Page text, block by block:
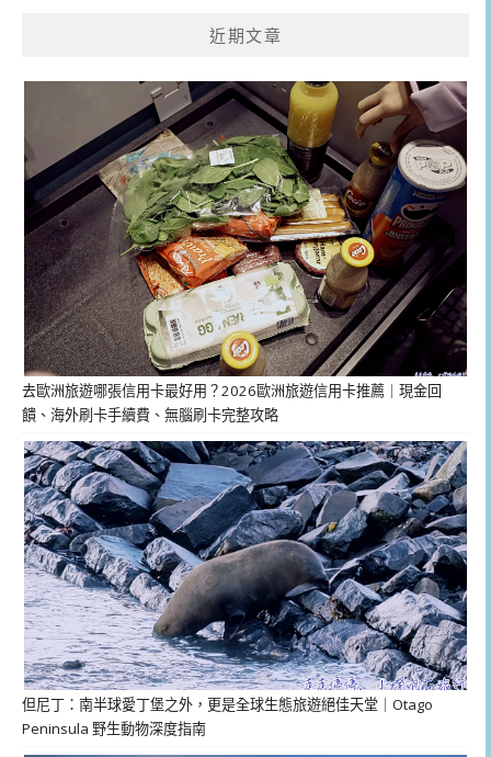
近期文章
去歐洲旅遊哪張信用卡最好用？2026歐洲旅遊信用卡推薦｜現金回
饋、海外刷卡手續費、無腦刷卡完整攻略
但尼丁：南半球愛丁堡之外，更是全球生態旅遊絕佳天堂｜Otago
Peninsula 野生動物深度指南